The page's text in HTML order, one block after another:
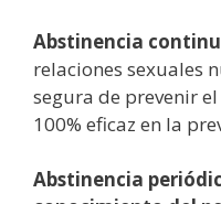
Abstinencia
relaciones sexuales
segura de prevenir
100% eficaz en la
Abstinencia